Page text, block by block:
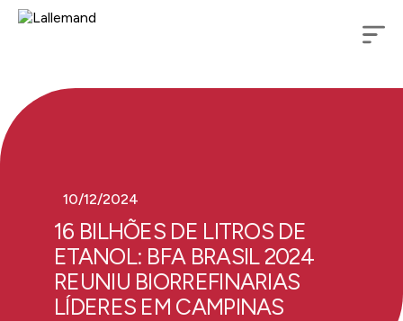
10/12/2024
16 BILHÕES DE LITROS DE
ETANOL: BFA BRASIL 2024
REUNIU BIORREFINARIAS
LÍDERES EM CAMPINAS